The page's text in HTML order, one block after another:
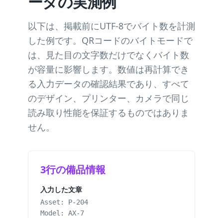
以下は、掲載前にUTF-8でバイト数を計測
した例です。QRコードのバイトモードで
は、見た目の文字数だけでなくバイト数
が容量に影響します。数値は再計算でき
る入力データの確認結果であり、すべて
のデザイン、プリンター、カメラで同じ
読み取り性能を保証するものではありま
せん。
3行の備品情報
入力した文章
Asset: P-204
Model: AX-7